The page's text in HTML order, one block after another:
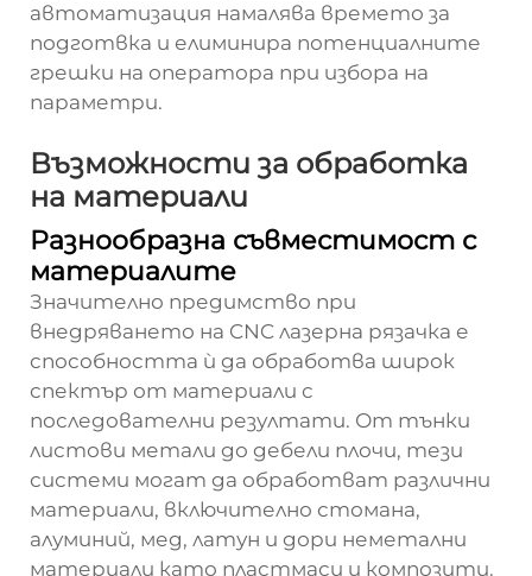
автоматизация намалява времето за
подготвка и елиминира потенциалните
грешки на оператора при избора на
параметри.
Възможности за обработка
на материали
Разнообразна съвместимост с
материалите
Значително предимство при
внедряването на CNC лазерна рязачка е
способността ѝ да обработва широк
спектър от материали с
последователни резултати. От тънки
листови метали до дебели плочи, тези
системи могат да обработват различни
материали, включително стомана,
алуминий, мед, латун и дори неметални
материали като пластмаси и композити.